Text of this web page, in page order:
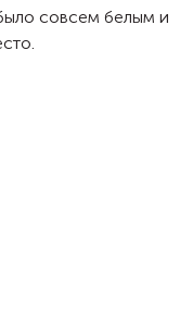
совсем белым и